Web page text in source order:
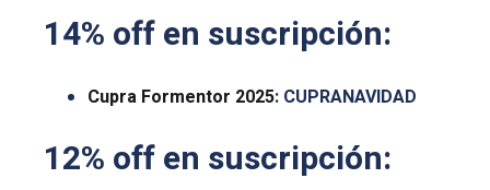
14% off en suscripción:
Cupra Formentor 2025: CUPRANAVIDAD
12% off en suscripción: